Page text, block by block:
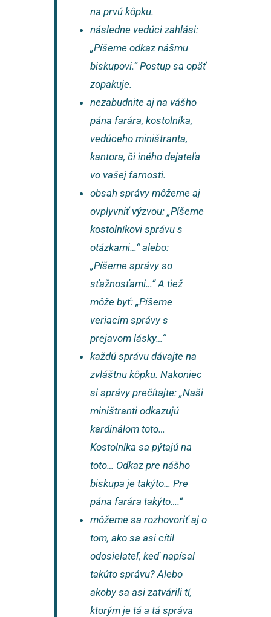
na prvú kôpku.
následne vedúci zahlási:
„Píšeme odkaz nášmu
biskupovi.“ Postup sa opäť
zopakuje.
nezabudnite aj na vášho
pána farára, kostolníka,
vedúceho miništranta,
kantora, či iného dejateľa
vo vašej farnosti.
obsah správy môžeme aj
ovplyvniť výzvou: „Píšeme
kostolníkovi správu s
otázkami…“ alebo:
„Píšeme správy so
sťažnosťami…“ A tiež
môže byť: „Píšeme
veriacim správy s
prejavom lásky…“
každú správu dávajte na
zvláštnu kôpku. Nakoniec
si správy prečítajte: „Naši
miništranti odkazujú
kardinálom toto…
Kostolníka sa pýtajú na
toto… Odkaz pre nášho
biskupa je takýto… Pre
pána farára takýto….“
môžeme sa rozhovoriť aj o
tom, ako sa asi cítil
odosielateľ, keď napísal
takúto správu? Alebo
akoby sa asi zatvárili tí,
ktorým je tá a tá správa